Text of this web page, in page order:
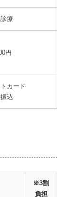
療
円
カード
込
※3割
負担